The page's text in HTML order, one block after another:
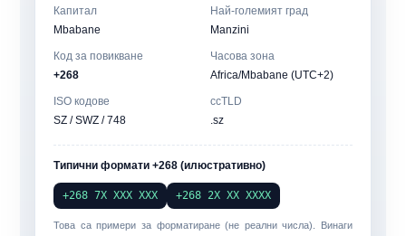
Капитал
Mbabane
Най-големият град
Manzini
Код за повикване
+268
Часова зона
Africa/Mbabane (UTC+2)
ISO кодове
SZ / SWZ / 748
ccTLD
.sz
Типични формати +268 (илюстративно)
+268 7X XXX XXX +268 2X XX XXXX
Това са примери за форматиране (не реални числа). Винаги